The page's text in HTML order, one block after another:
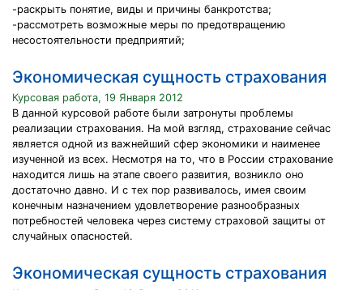
-раскрыть понятие, виды и причины банкротства;
-рассмотреть возможные меры по предотвращению
несостоятельности предприятий;
Экономическая сущность страхования
Курсовая работа, 19 Января 2012
В данной курсовой работе были затронуты проблемы
реализации страхования. На мой взгляд, страхование сейчас
является одной из важнейший сфер экономики и наименее
изученной из всех. Несмотря на то, что в России страхование
находится лишь на этапе своего развития, возникло оно
достаточно давно. И с тех пор развивалось, имея своим
конечным назначением удовлетворение разнообразных
потребностей человека через систему страховой защиты от
случайных опасностей.
Экономическая сущность страхования